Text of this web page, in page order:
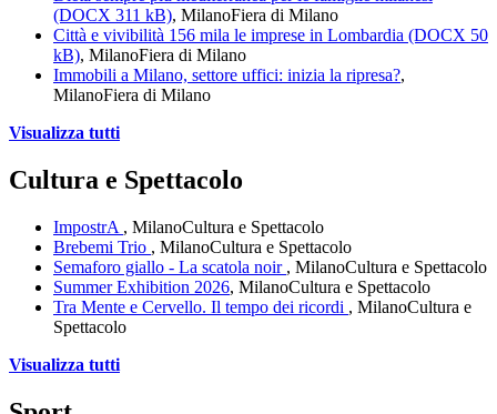
(DOCX 311 kB), MilanoFiera di Milano
Città e vivibilità 156 mila le imprese in Lombardia (DOCX 50
kB), MilanoFiera di Milano
Immobili a Milano, settore uffici: inizia la ripresa?,
MilanoFiera di Milano
Visualizza tutti
Cultura e Spettacolo
ImpostrA , MilanoCultura e Spettacolo
Brebemi Trio , MilanoCultura e Spettacolo
Semaforo giallo - La scatola noir , MilanoCultura e Spettacolo
Summer Exhibition 2026, MilanoCultura e Spettacolo
Tra Mente e Cervello. Il tempo dei ricordi , MilanoCultura e
Spettacolo
Visualizza tutti